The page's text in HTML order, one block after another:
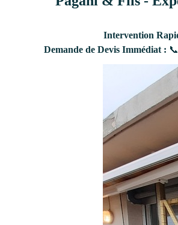
Intervention
Demande de Devis Immédiat :